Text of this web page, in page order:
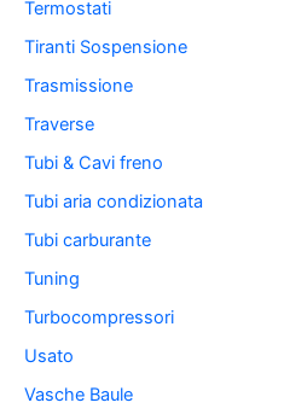
Termostati
Tiranti Sospensione
Trasmissione
Traverse
Tubi & Cavi freno
Tubi aria condizionata
Tubi carburante
Tuning
Turbocompressori
Usato
Vasche Baule